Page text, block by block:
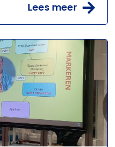
Lees meer